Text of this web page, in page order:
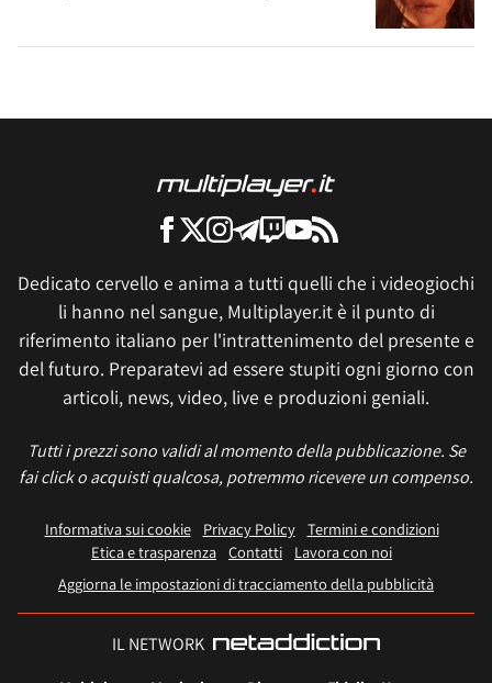
Dedicato cervello e anima a tutti quelli che i videogiochi
li hanno nel sangue, Multiplayer.it è il punto di
riferimento italiano per l'intrattenimento del presente e
del futuro. Preparatevi ad essere stupiti ogni giorno con
articoli, news, video, live e produzioni geniali.
Tutti i prezzi sono validi al momento della pubblicazione. Se
fai click o acquisti qualcosa, potremmo ricevere un compenso.
Informativa sui cookie Privacy Policy
Termini e condizioni
Etica e trasparenza Contatti
Lavora con noi
Aggiorna le impostazioni di tracciamento della pubblicità
IL NETWORK